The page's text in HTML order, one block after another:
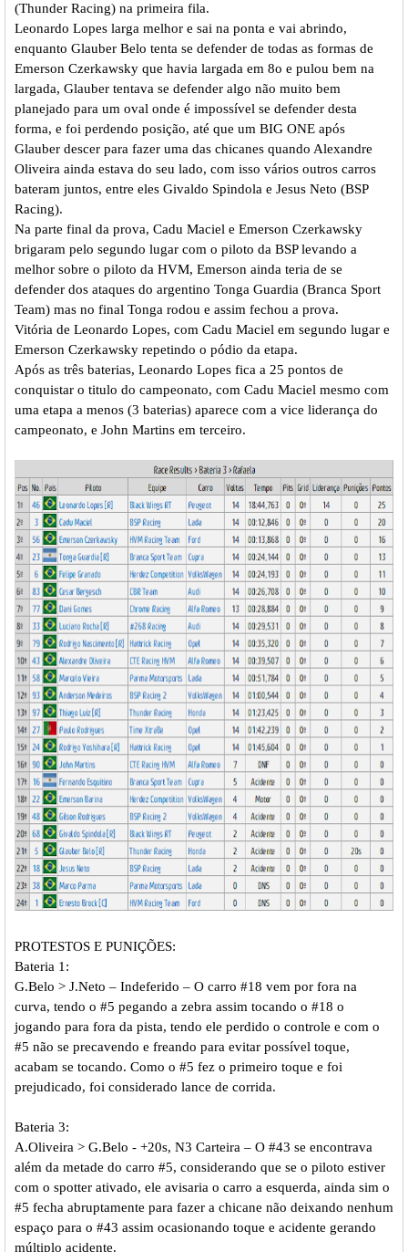
(Thunder Racing) na primeira fila.
Leonardo Lopes larga melhor e sai na ponta e vai abrindo,
enquanto Glauber Belo tenta se defender de todas as formas de
Emerson Czerkawsky que havia largada em 8o e pulou bem na
largada, Glauber tentava se defender algo não muito bem
planejado para um oval onde é impossível se defender desta
forma, e foi perdendo posição, até que um BIG ONE após
Glauber descer para fazer uma das chicanes quando Alexandre
Oliveira ainda estava do seu lado, com isso vários outros carros
bateram juntos, entre eles Givaldo Spindola e Jesus Neto (BSP
Racing).
Na parte final da prova, Cadu Maciel e Emerson Czerkawsky
brigaram pelo segundo lugar com o piloto da BSP levando a
melhor sobre o piloto da HVM, Emerson ainda teria de se
defender dos ataques do argentino Tonga Guardia (Branca Sport
Team) mas no final Tonga rodou e assim fechou a prova.
Vitória de Leonardo Lopes, com Cadu Maciel em segundo lugar e
Emerson Czerkawsky repetindo o pódio da etapa.
Após as três baterias, Leonardo Lopes fica a 25 pontos de
conquistar o titulo do campeonato, com Cadu Maciel mesmo com
uma etapa a menos (3 baterias) aparece com a vice liderança do
campeonato, e John Martins em terceiro.
PROTESTOS E PUNIÇÕES:
Bateria 1:
G.Belo > J.Neto – Indeferido – O carro #18 vem por fora na
curva, tendo o #5 pegando a zebra assim tocando o #18 o
jogando para fora da pista, tendo ele perdido o controle e com o
#5 não se precavendo e freando para evitar possível toque,
acabam se tocando. Como o #5 fez o primeiro toque e foi
prejudicado, foi considerado lance de corrida.
Bateria 3:
A.Oliveira > G.Belo - +20s, N3 Carteira – O #43 se encontrava
além da metade do carro #5, considerando que se o piloto estiver
com o spotter ativado, ele avisaria o carro a esquerda, ainda sim o
#5 fecha abruptamente para fazer a chicane não deixando nenhum
espaço para o #43 assim ocasionando toque e acidente gerando
múltiplo acidente.